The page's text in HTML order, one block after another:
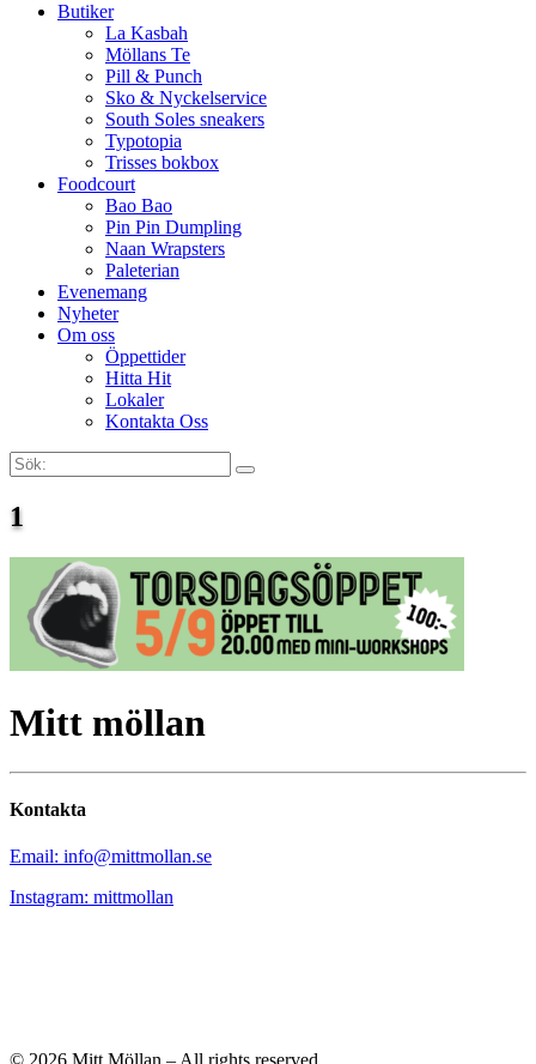
Butiker
La Kasbah
Möllans Te
Pill & Punch
Sko & Nyckelservice
South Soles sneakers
Typotopia
Trisses bokbox
Foodcourt
Bao Bao
Pin Pin Dumpling
Naan Wrapsters
Paleterian
Evenemang
Nyheter
Om oss
Öppettider
Hitta Hit
Lokaler
Kontakta Oss
Sök:
Search
1
Mitt möllan
Kontakta
Email: info@mittmollan.se
Instagram: mittmollan
© 2026 Mitt Möllan – All rights reserved.